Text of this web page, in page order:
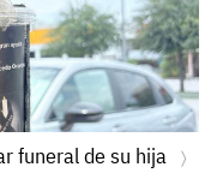
funeral de su hija